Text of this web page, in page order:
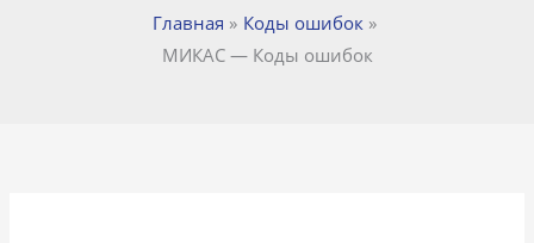
Главная
Коды ошибок
МИКАС — Коды ошибок